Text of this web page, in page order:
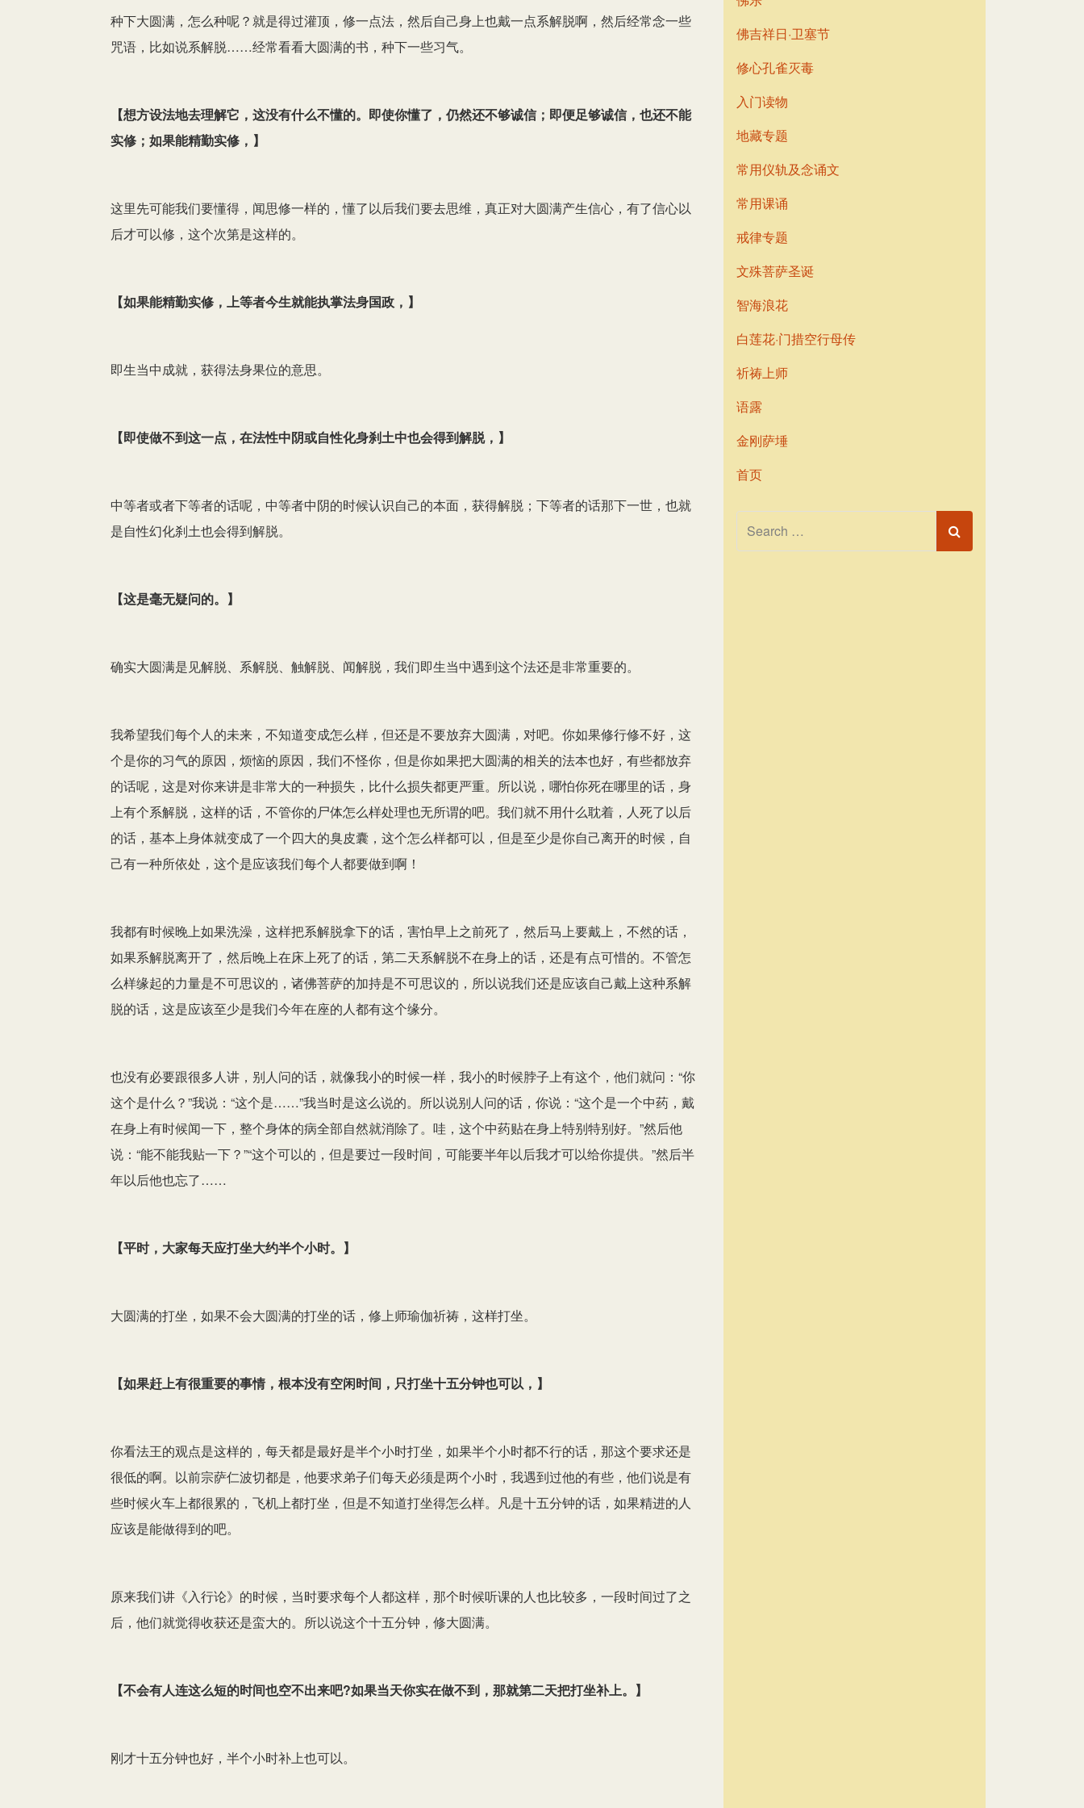
种下大圆满，怎么种呢？就是得过灌顶，修一点法，然后自己身上也戴一点系解脱啊，然后经常念一些
咒语，比如说系解脱……经常看看大圆满的书，种下一些习气。
【想方设法地去理解它，这没有什么不懂的。即使你懂了，仍然还不够诚信；即便足够诚信，也还不能
实修；如果能精勤实修， 】
这里先可能我们要懂得，闻思修一样的，懂了以后我们要去思维，真正对大圆满产生信心，有了信心以
后才可以修，这个次第是这样的。
【如果能精勤实修，上等者今生就能执掌法身国政， 】
即生当中成就，获得法身果位的意思。
【即使做不到这一点，在法性中阴或自性化身刹土中也会得到解脱， 】
中等者或者下等者的话呢，中等者中阴的时候认识自己的本面，获得解脱；下等者的话那下一世，也就
是自性幻化刹土也会得到解脱。
【这是毫无疑问的。 】
确实大圆满是见解脱、系解脱、触解脱、闻解脱，我们即生当中遇到这个法还是非常重要的。
我希望我们每个人的未来，不知道变成怎么样，但还是不要放弃大圆满，对吧。你如果修行修不好，这
个是你的习气的原因，烦恼的原因，我们不怪你，但是你如果把大圆满的相关的法本也好，有些都放弃
的话呢，这是对你来讲是非常大的一种损失，比什么损失都更严重。所以说，哪怕你死在哪里的话，身
上有个系解脱，这样的话，不管你的尸体怎么样处理也无所谓的吧。我们就不用什么耽着，人死了以后
的话，基本上身体就变成了一个四大的臭皮囊，这个怎么样都可以，但是至少是你自己离开的时候，自
己有一种所依处，这个是应该我们每个人都要做到啊！
我都有时候晚上如果洗澡，这样把系解脱拿下的话，害怕早上之前死了，然后马上要戴上，不然的话，
如果系解脱离开了，然后晚上在床上死了的话，第二天系解脱不在身上的话，还是有点可惜的。不管怎
么样缘起的力量是不可思议的，诸佛菩萨的加持是不可思议的，所以说我们还是应该自己戴上这种系解
脱的话，这是应该至少是我们今年在座的人都有这个缘分。
也没有必要跟很多人讲，别人问的话，就像我小的时候一样，我小的时候脖子上有这个，他们就问：“你
这个是什么？”我说：“这个是……”我当时是这么说的。所以说别人问的话，你说：“这个是一个中药，戴
在身上有时候闻一下，整个身体的病全部自然就消除了。哇，这个中药贴在身上特别特别好。”然后他
说：“能不能我贴一下？”“这个可以的，但是要过一段时间，可能要半年以后我才可以给你提供。”然后半
年以后他也忘了……
【平时，大家每天应打坐大约半个小时。 】
大圆满的打坐，如果不会大圆满的打坐的话，修上师瑜伽祈祷，这样打坐。
【如果赶上有很重要的事情，根本没有空闲时间，只打坐十五分钟也可以， 】
你看法王的观点是这样的，每天都是最好是半个小时打坐，如果半个小时都不行的话，那这个要求还是
很低的啊。以前宗萨仁波切都是，他要求弟子们每天必须是两个小时，我遇到过他的有些，他们说是有
些时候火车上都很累的，飞机上都打坐，但是不知道打坐得怎么样。凡是十五分钟的话，如果精进的人
应该是能做得到的吧。
原来我们讲《入行论》的时候，当时要求每个人都这样，那个时候听课的人也比较多，一段时间过了之
后，他们就觉得收获还是蛮大的。所以说这个十五分钟，修大圆满。
【不会有人连这么短的时间也空不出来吧?如果当天你实在做不到，那就第二天把打坐补上。 】
刚才十五分钟也好，半个小时补上也可以。
佛吉祥日·卫塞节
修心孔雀灭毒
入门读物
地藏专题
常用仪轨及念诵文
常用课诵
戒律专题
文殊菩萨圣诞
智海浪花
白莲花·门措空行母传
祈祷上师
语露
金刚萨埵
首页